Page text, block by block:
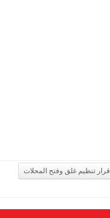
قرار تنظيم غلق وفتح المحلات